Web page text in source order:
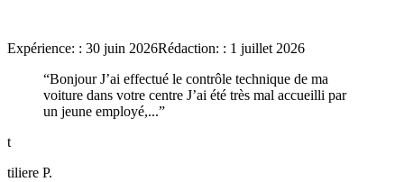
Expérience: : 30 juin 2026Rédaction: : 1 juillet 2026
“Bonjour J’ai effectué le contrôle technique de ma
voiture dans votre centre J’ai été très mal accueilli par
un jeune employé,...”
t
tiliere P.